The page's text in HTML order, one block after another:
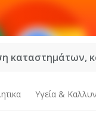
καταστημάτων,
Υγεία &